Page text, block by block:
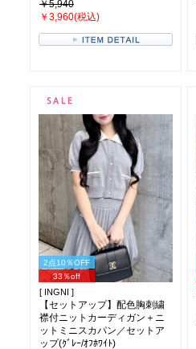
￥5,940
￥3,960(税込)
2点10％OFF
33％off
[ INGNI ]
【セットアップ】配色胸刺繍
襟付ニットカーディガン＋ニ
ットミニスカパン／セットア
ップ(ｸﾞﾚｰ/ｵﾌﾎﾜｲﾄ)